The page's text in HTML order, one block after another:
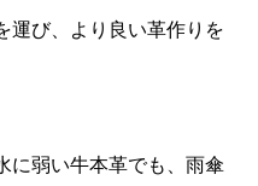
運び、より良い革作りを
に弱い牛本革でも、雨傘